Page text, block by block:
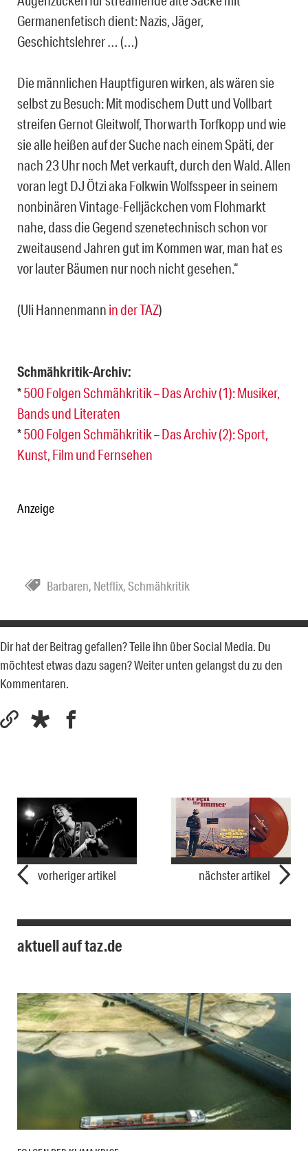
Germanenfetisch dient: Nazis, Jäger,
Geschichtslehrer … (…)
Die männlichen Hauptfiguren wirken, als wären sie
selbst zu Besuch: Mit modischem Dutt und Vollbart
streifen Gernot Gleitwolf, Thorwarth Torfkopp und wie
sie alle heißen auf der Suche nach einem Späti, der
nach 23 Uhr noch Met verkauft, durch den Wald. Allen
voran legt DJ Ötzi aka Folkwin Wolfsspeer in seinem
nonbinären Vintage-Felljäckchen vom Flohmarkt
nahe, dass die Gegend szenetechnisch schon vor
zweitausend Jahren gut im Kommen war, man hat es
vor lauter Bäumen nur noch nicht gesehen.“
(Uli Hannenmann in der TAZ)
Schmähkritik-Archiv:
*500 Folgen Schmähkritik – Das Archiv (1): Musiker,
Bands und Literaten
*500 Folgen Schmähkritik – Das Archiv (2): Sport,
Kunst, Film und Fernsehen
Anzeige
Barbaren, Netflix,Schmähkritik
Dir hat der Beitrag gefallen? Teile ihn über Social Media. Du
möchtest etwas dazu sagen? Weiter unten gelangst du zu den
Kommentaren.
vorheriger artikel nächster artikel
aktuell auf taz.de